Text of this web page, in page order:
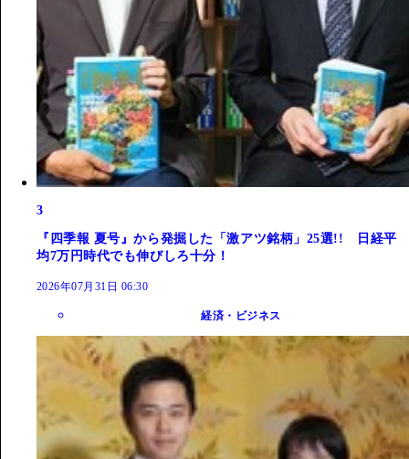
3
『四季報 夏号』から発掘した「激アツ銘柄」25選!! 日経平
均7万円時代でも伸びしろ十分！
2026年07月31日 06:30
経済・ビジネス